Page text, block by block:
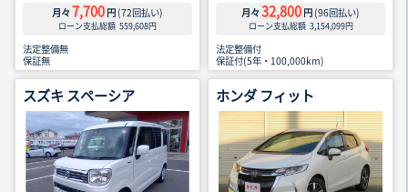
月々 7,700 円 (72回払い)
ローン支払総額 559,608円
法定整備無
保証無
月々 32,800 円 (96回払い)
ローン支払総額 3,154,099円
法定整備付
保証付(5年・100,000km)
スズキ スペーシア ホンダ フィット